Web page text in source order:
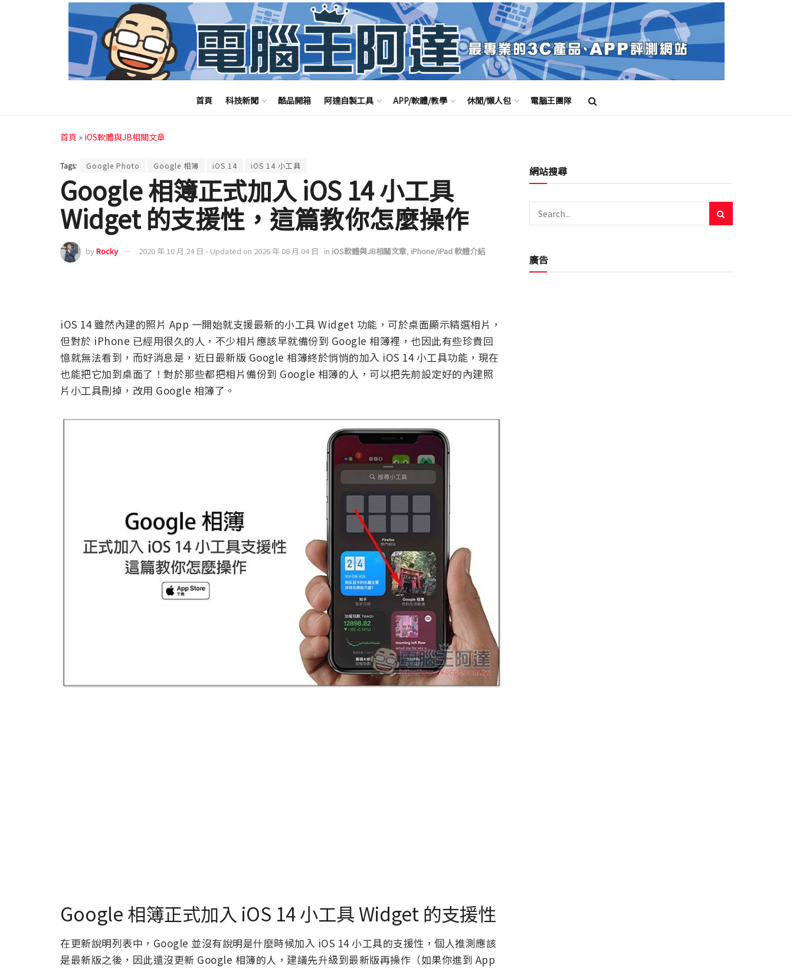
首頁 科技新聞 酷品開箱 阿達自製工具 APP/軟體/教學 休閒/懶人包 電腦王團隊
首頁 » iOS軟體與JB相關文章
Tags: Google Photo Google 相簿 iOS 14 iOS 14 小工具
Google 相簿正式加入 iOS 14 小工具
Widget 的支援性，這篇教你怎麼操作
byRocky 2020 年 10 月 24 日 - Updated on 2026 年 08 月 04 日 in iOS軟體與JB相關文章, iPhone/iPad 軟體介紹
iOS 14 雖然內建的照片 App 一開始就支援最新的小工具 Widget 功能，可於桌面顯示精選相片，
但對於 iPhone 已經用很久的人，不少相片應該早就備份到 Google 相簿裡，也因此有些珍貴回
憶就無法看到，而好消息是，近日最新版 Google 相簿終於悄悄的加入 iOS 14 小工具功能，現在
也能把它加到桌面了！對於那些都把相片備份到 Google 相簿的人，可以把先前設定好的內建照
片小工具刪掉，改用 Google 相簿了。
Google 相簿正式加入 iOS 14 小工具 Widget 的支援性
在更新說明列表中，Google 並沒有說明是什麼時候加入 iOS 14 小工具的支援性，個人推測應該
是最新版之後，因此還沒更新 Google 相簿的人，建議先升級到最新版再操作（如果你進到 App
網站搜尋
廣告